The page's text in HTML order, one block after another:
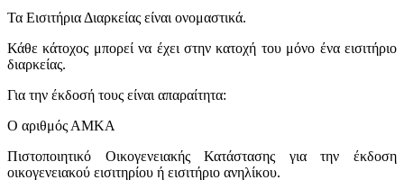
Τα Εισιτήρια Διαρκείας είναι ονομαστικά.
Κάθε κάτοχος μπορεί να έχει στην κατοχή του μόνο ένα εισιτήριο
διαρκείας.
Για την έκδοσή τους είναι απαραίτητα:
Ο αριθμός ΑΜΚΑ
Πιστοποιητικό Οικογενειακής Κατάστασης για την έκδοση
οικογενειακού εισιτηρίου ή εισιτήριο ανηλίκου.